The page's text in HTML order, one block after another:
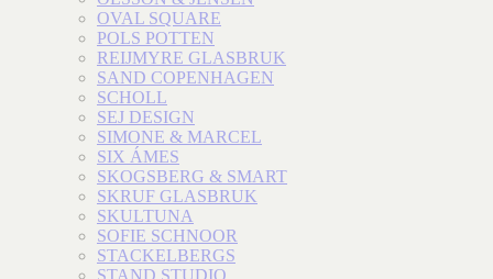
OVAL SQUARE
POLS POTTEN
REIJMYRE GLASBRUK
SAND COPENHAGEN
SCHOLL
SEJ DESIGN
SIMONE & MARCEL
SIX ÁMES
SKOGSBERG & SMART
SKRUF GLASBRUK
SKULTUNA
SOFIE SCHNOOR
STACKELBERGS
STAND STUDIO